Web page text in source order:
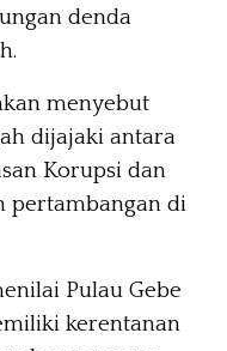
denda
menyebut
dijajaki antara
Korupsi dan
pertambangan di
Pulau Gebe
kerentanan